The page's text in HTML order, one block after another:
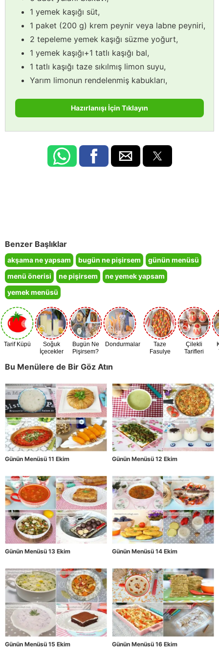
1 yemek kaşığı süt,
1 paket (200 g) krem peynir veya labne peyniri,
2 tepeleme yemek kaşığı süzme yoğurt,
1 yemek kaşığı+1 tatlı kaşığı bal,
1 tatlı kaşığı taze sıkılmış limon suyu,
Yarım limonun rendelenmiş kabukları,
Hazırlanışı İçin Tıklayın
Benzer Başlıklar
akşama ne yapsam bugün ne pişirsem
günün menüsü
menü önerisi
ne pişirsem
ne yemek yapsam
yemek menüsü
Tarif Küpü
Soğuk
İçecekler
Bugün Ne
Pişirsem?
Dondurmalar
Taze
Fasulye
Çilekli
Tarifleri
Bu Menülere de Bir Göz Atın
Günün Menüsü 11 Ekim Günün Menüsü 12 Ekim
Günün Menüsü 13 Ekim Günün Menüsü 14 Ekim
Günün Menüsü 15 Ekim Günün Menüsü 16 Ekim